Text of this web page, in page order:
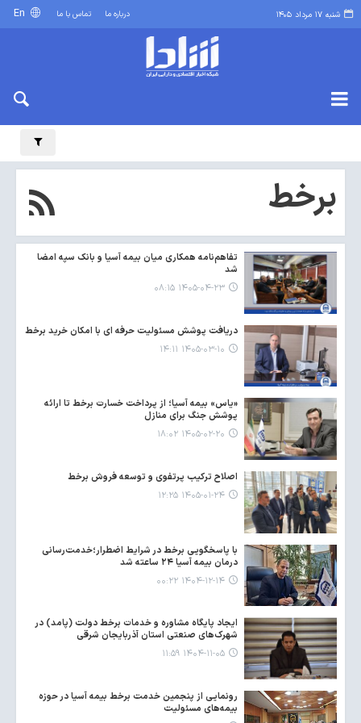
شنبه ۱۷ مرداد ۱۴۰۵ درباره ما تماس با ما
برخط
تفاهم‌نامه همکاری میان بیمه آسیا و بانک سپه امضا
شد
۱۴۰۵-۰۴-۲۳ ۰۸:۱۵
دریافت پوشش مسئولیت حرفه ای با امکان خرید برخط
۱۴۰۵-۰۳-۱۰ ۱۴:۱۱
«یاس» بیمه آسیا؛ از پرداخت خسارت برخط تا ارائه
پوشش جنگ برای منازل
۱۴۰۵-۰۲-۲۰ ۱۸:۰۲
اصلاح ترکیب پرتفوی و توسعه فروش برخط
۱۴۰۵-۰۱-۲۴ ۱۲:۲۵
با پاسخگویی برخط در شرایط اضطرار؛خدمت‌رسانی
درمان بیمه آسیا ۲۴ ساعته شد
۱۴۰۴-۱۲-۱۴ ۰۰:۲۲
ایجاد پایگاه مشاوره و خدمات برخط دولت (پامد) در
شهرک‌های صنعتی استان آذربایجان شرقی
۱۴۰۴-۱۱-۰۵ ۱۱:۵۹
رونمایی از پنجمین خدمت برخط بیمه آسیا در حوزه
بیمه‌های مسئولیت